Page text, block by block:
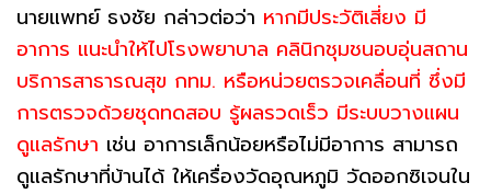
นายแพทย์ ธงชัย กล่าวต่อว่า หากมีประวัติเสี่ยง มี
อาการ แนะนำให้ไปโรงพยาบาล คลินิกชุมชนอบอุ่นสถาน
บริการสาธารณสุข กทม. หรือหน่วยตรวจเคลื่อนที่ ซึ่งมี
การตรวจด้วยชุดทดสอบ รู้ผลรวดเร็ว มีระบบวางแผน
ดูแลรักษา เช่น อาการเล็กน้อยหรือไม่มีอาการ สามารถ
ดูแลรักษาที่บ้านได้ ให้เครื่องวัดอุณหภูมิ วัดออกซิเจนใน